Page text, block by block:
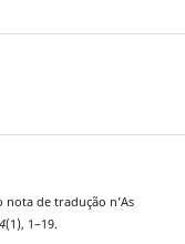
nota de tradução n’As
(1), 1–19.